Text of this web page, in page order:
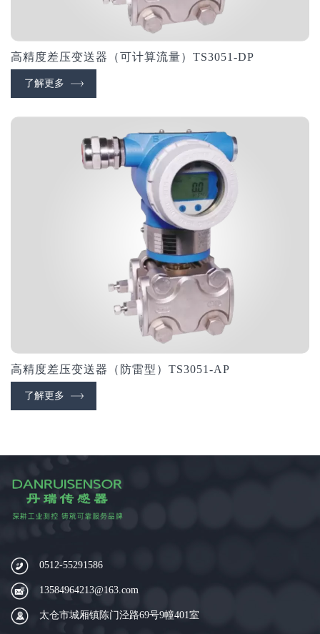
高精度差压变送器（可计算流量）TS3051-DP
了解更多
高精度差压变送器（防雷型）TS3051-AP
了解更多
0512-55291586
13584964213@163.com
太仓市城厢镇陈门泾路69号9幢401室